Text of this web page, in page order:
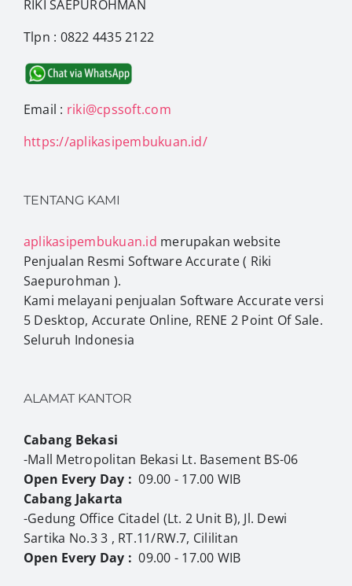
RIKI SAEPUROHMAN
Tlpn : 0822 4435 2122
Email : riki@cpssoft.com
https://aplikasipembukuan.id/
TENTANG KAMI
aplikasipembukuan.id merupakan website
Penjualan Resmi Software Accurate ( Riki
Saepurohman ).
Kami melayani penjualan Software Accurate versi
5 Desktop, Accurate Online, RENE 2 Point Of Sale.
Seluruh Indonesia
ALAMAT KANTOR
Cabang Bekasi
-Mall Metropolitan Bekasi Lt. Basement BS-06
Open Every Day : 09.00 - 17.00 WIB
Cabang Jakarta
-Gedung Office Citadel (Lt. 2 Unit B), Jl. Dewi
Sartika No.3 3 , RT.11/RW.7, Cililitan
Open Every Day : 09.00 - 17.00 WIB